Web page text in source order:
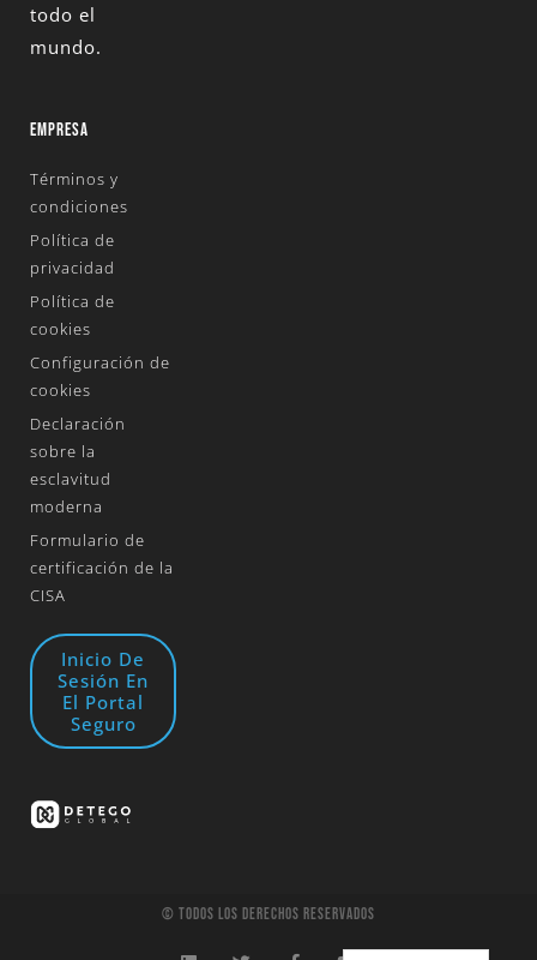
todo el
mundo.
EMPRESA
Términos y
condiciones
Política de
privacidad
Política de
cookies
Configuración de
cookies
Declaración
sobre la
esclavitud
moderna
Formulario de
certificación de la
CISA
Inicio De
Sesión En
El Portal
Seguro
© Todos Los Derechos Reservados